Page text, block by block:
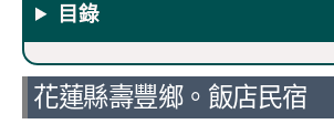
目錄
花蓮縣壽豐鄉。飯店民宿